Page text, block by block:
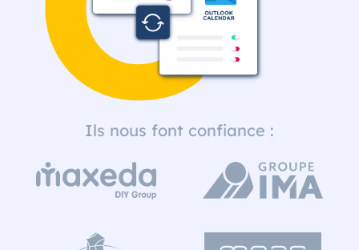
Ils nous font confiance :